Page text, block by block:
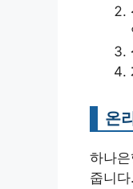
온
하나
줍니